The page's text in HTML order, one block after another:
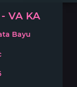
VA KA
Bayu